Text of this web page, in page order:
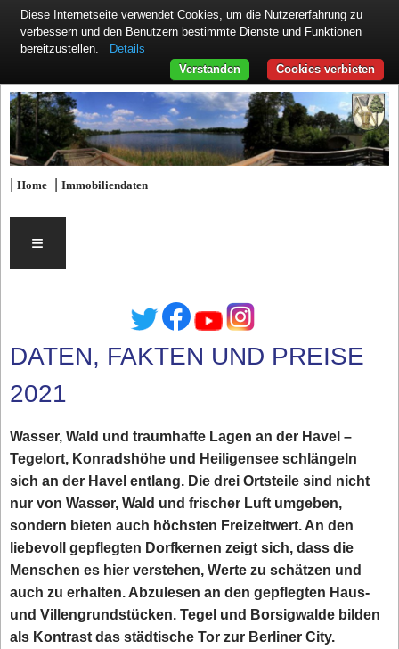
|Home |Immobiliendaten
≡
DATEN, FAKTEN UND PREISE
2021
Wasser, Wald und traumhafte Lagen an der Havel –
Tegelort, Konradshöhe und Heiligensee schlängeln
sich an der Havel entlang. Die drei Ortsteile sind nicht
nur von Wasser, Wald und frischer Luft umgeben,
sondern bieten auch höchsten Freizeitwert. An den
liebevoll gepflegten Dorfkernen zeigt sich, dass die
Menschen es hier verstehen, Werte zu schätzen und
auch zu erhalten. Abzulesen an den gepflegten Haus-
und Villengrundstücken. Tegel und Borsigwalde bilden
als Kontrast das städtische Tor zur Berliner City.
Diese Internetseite verwendet Cookies, um die Nutzererfahrung zu
verbessern und den Benutzern bestimmte Dienste und Funktionen
bereitzustellen.
Details
Cookies verbieten
Verstanden